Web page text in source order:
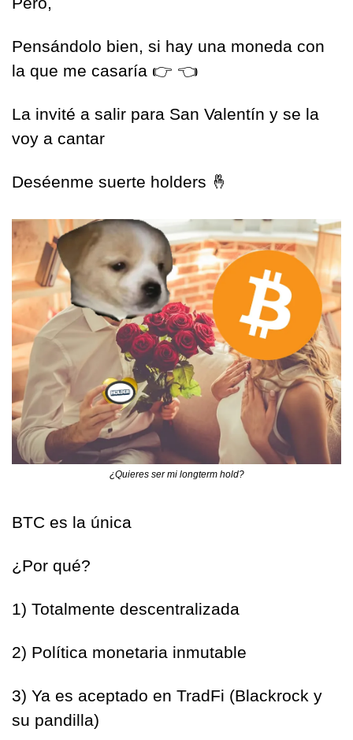
Pensándolo bien, si hay una moneda con
la que me casaría 👉 👈
La invité a salir para San Valentín y se la
voy a cantar
Deséenme suerte holders 🤞
¿Quieres ser mi longterm hold?
BTC es la única
¿Por qué?
1) Totalmente descentralizada
2) Política monetaria inmutable
3) Ya es aceptado en TradFi (Blackrock y
su pandilla)